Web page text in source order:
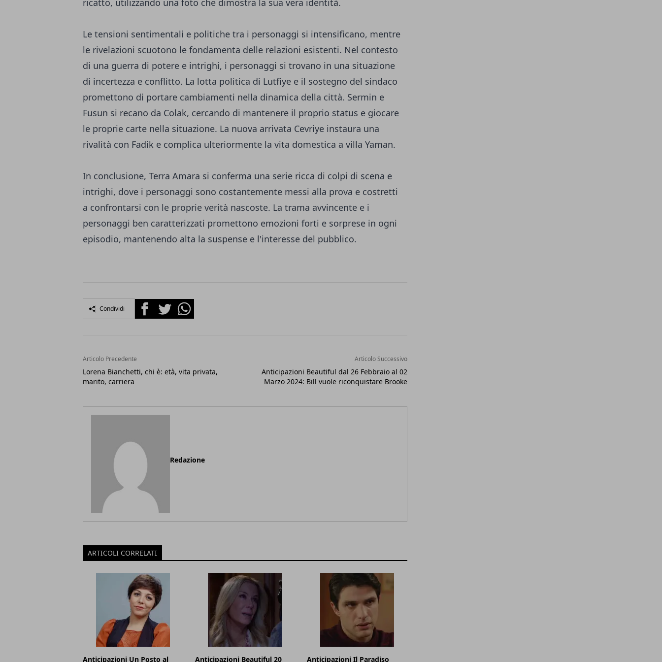
ricatto, utilizzando una foto che dimostra la sua vera identità.
Le tensioni sentimentali e politiche tra i personaggi si intensificano, mentre
le rivelazioni scuotono le fondamenta delle relazioni esistenti. Nel contesto
di una guerra di potere e intrighi, i personaggi si trovano in una situazione
di incertezza e conflitto. La lotta politica di Lutfiye e il sostegno del sindaco
promettono di portare cambiamenti nella dinamica della città. Sermin e
Fusun si recano da Colak, cercando di mantenere il proprio status e giocare
le proprie carte nella situazione. La nuova arrivata Cevriye instaura una
rivalità con Fadik e complica ulteriormente la vita domestica a villa Yaman.
In conclusione, Terra Amara si conferma una serie ricca di colpi di scena e
intrighi, dove i personaggi sono costantemente messi alla prova e costretti
a confrontarsi con le proprie verità nascoste. La trama avvincente e i
personaggi ben caratterizzati promettono emozioni forti e sorprese in ogni
episodio, mantenendo alta la suspense e l'interesse del pubblico.
Condividi FacebookTwitterWhatsapp
Articolo Precedente
Lorena Bianchetti, chi è: età, vita privata,
marito, carriera
Articolo Successivo
Anticipazioni Beautiful dal 26 Febbraio al 02
Marzo 2024: Bill vuole riconquistare Brooke
Redazione
ARTICOLI CORRELATI
Anticipazioni Un Posto al Anticipazioni Beautiful 20 Anticipazioni Il Paradiso